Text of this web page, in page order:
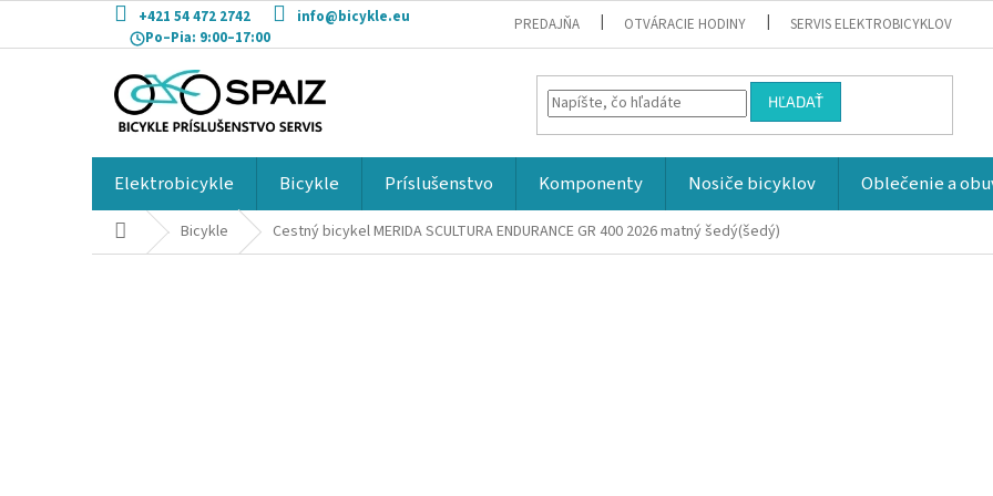
obsah
+421 54 472 2742
info@bicykle.eu
Po–Pia: 9:00–17:00
PREDAJŇA OTVÁRACIE HODINY SERVIS ELEKTROBICYKLOV
HĽADAŤ
Elektrobicykle Bicykle Príslušenstvo Komponenty Nosiče bicyklov Oblečenie a
DomovBicykle Cestný bicykel MERIDA SCULTURA ENDURANCE GR 400 2026matný šedý(šedý)